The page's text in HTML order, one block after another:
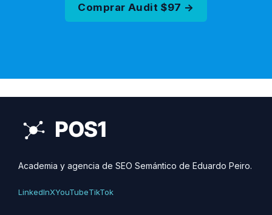
Comprar Audit $97 →
Academia y agencia de SEO Semántico de Eduardo Peiro.
LinkedInXYouTubeTikTok